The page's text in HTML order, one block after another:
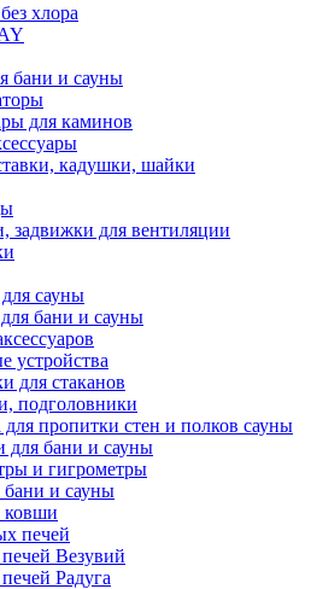
хлора
бани и сауны
для каминов
кадушки, шайки
задвижки для вентиляции
сауны
бани и сауны
устройства
для стаканов
подголовники
для пропитки стен и полков сауны
для бани и сауны
и гигрометры
бани и сауны
ковши
печей
Везувий
Радуга